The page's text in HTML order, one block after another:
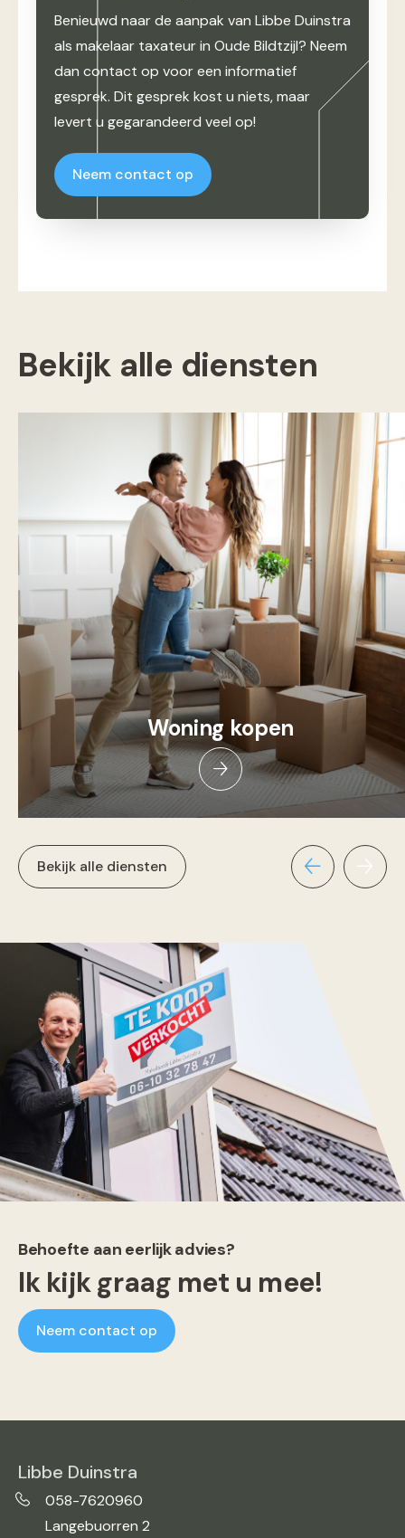
Benieuwd naar de aanpak van Libbe Duinstra
als makelaar taxateur in Oude Bildtzijl? Neem
dan contact op voor een informatief
gesprek. Dit gesprek kost u niets, maar
levert u gegarandeerd veel op!
Neem contact op
Bekijk alle diensten
Woning kopen
Bekijk alle diensten
Behoefte aan eerlijk advies?
Ik kijk graag met u mee!
Neem contact op
Libbe Duinstra
058-7620960
Langebuorren 2